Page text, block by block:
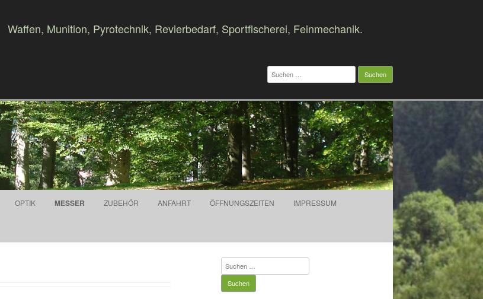
Waffen, Munition, Pyrotechnik, Revierbedarf, Sportfischerei, Feinmechanik.
Suchen
nach:
OPTIK MESSER ZUBEHÖR ANFAHRT ÖFFNUNGSZEITEN IMPRESSUM
Suchen
nach: